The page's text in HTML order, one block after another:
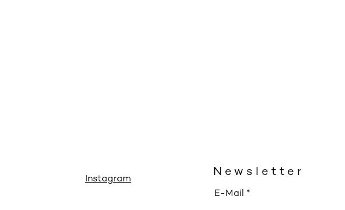
Instagram
Newsletter
E-Mail